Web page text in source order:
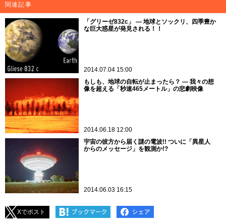
関連記事
「グリーゼ832c」 ― 地球とソックリ、四季豊か
な巨大惑星が発見される！！
2014.07.04 15:00
もしも、地球の自転が止まったら？ ― 我々の想
像を超える「秒速465メートル」の悲劇映像
2014.06.18 12:00
宇宙の彼方から届く謎の電波!! ついに「異星人
からのメッセージ」を観測か!?
2014.06.03 16:15
Xでポスト